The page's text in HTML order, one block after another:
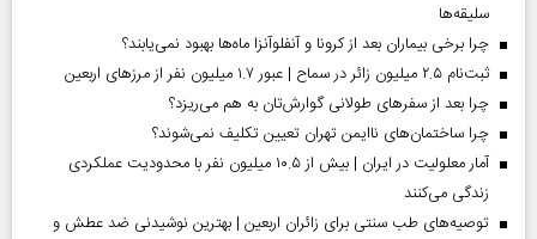
سلیقه‌ها
چرا برخی بیماران بعد از کرونا و آنفلوآنزا ماه‌ها بهبود نمی‌یابند؟
ثبت‌نام ۲.۵ میلیون زائر در سماح | عبور ۱.۷ میلیون نفر از مرز‌های اربعین
چرا بعد از سفرهای طولانی گوارش‌تان به هم می‌ریزد؟
چرا ساختمان‌های ناایمن تهران تعیین تکلیف نمی‌شوند؟
آمار معلولیت در ایران | بیش از ۱۰.۵ میلیون نفر با محدودیت عملکردی
زندگی می‌کنند
توصیه‌های طب سنتی برای زائران اربعین | بهترین نوشیدنی ضد عطش و